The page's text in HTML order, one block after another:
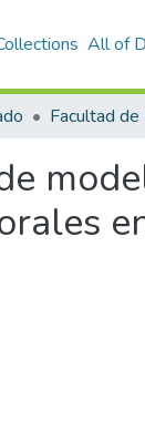
All of